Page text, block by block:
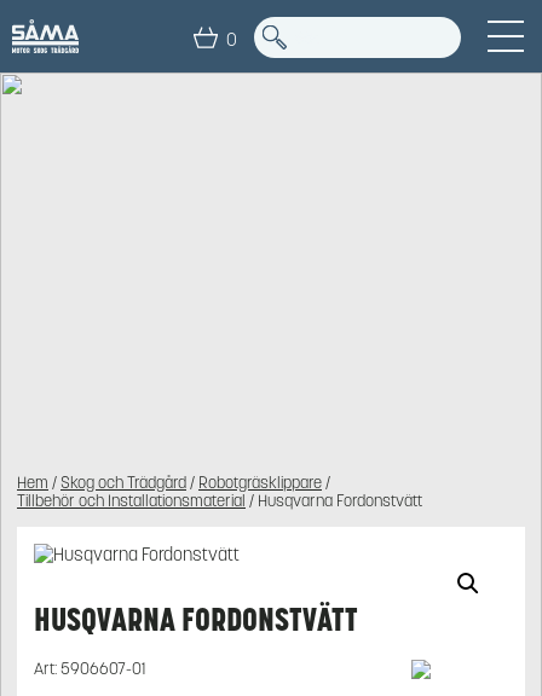
0
Hem / Skog och Trädgård/ Robotgräsklippare/
Tillbehör och Installationsmaterial / Husqvarna Fordonstvätt
HUSQVARNA FORDONSTVÄTT
Art:5906607-01